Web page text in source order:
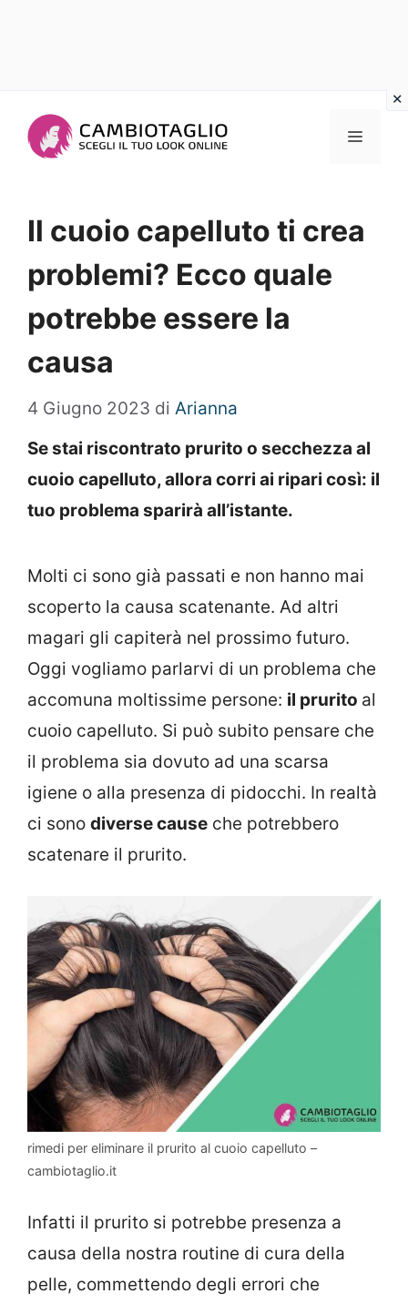
Menu
Il cuoio capelluto ti crea
problemi? Ecco quale
potrebbe essere la
causa
4 Giugno 2023 di Arianna
Se stai riscontrato prurito o secchezza al
cuoio capelluto, allora corri ai ripari così: il
tuo problema sparirà all’istante.
Molti ci sono già passati e non hanno mai
scoperto la causa scatenante. Ad altri
magari gli capiterà nel prossimo futuro.
Oggi vogliamo parlarvi di un problema che
accomuna moltissime persone: il prurito al
cuoio capelluto. Si può subito pensare che
il problema sia dovuto ad una scarsa
igiene o alla presenza di pidocchi. In realtà
ci sono diverse cause che potrebbero
scatenare il prurito.
rimedi per eliminare il prurito al cuoio capelluto –
cambiotaglio.it
Infatti il prurito si potrebbe presenza a
causa della nostra routine di cura della
pelle, commettendo degli errori che